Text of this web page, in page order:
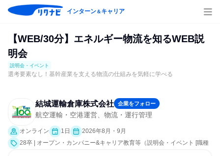
インターン＆キャリア
【WEB/30分】エネルギー物流を知るWEB説
明会
説明会・イベント
選考要素なし！基幹産業を支える物流の仕組みを気軽に学べる
結城運輸倉庫株式会社 企業をフォロー
航空運輸・空港運営、物流・運行管理
オンライン 1日
2026年8月・9月
28卒 | オープン・カンパニー&キャリア教育等（説明会・イベント [職種